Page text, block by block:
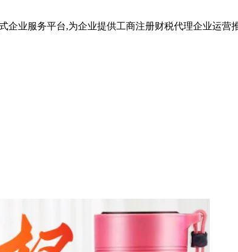
企业服务平台,为企业提供工商注册财税代理企业运营